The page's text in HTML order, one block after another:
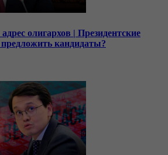
олигархов | Президентские
кандидаты?